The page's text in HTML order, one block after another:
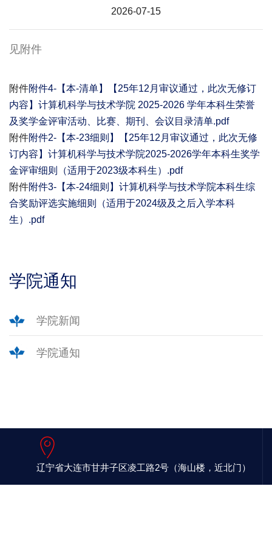
2026-07-15
见附件
附件附件4-【本-清单】【25年12月审议通过，此次无修订
内容】计算机科学与技术学院 2025-2026 学年本科生荣誉
及奖学金评审活动、比赛、期刊、会议目录清单.pdf
附件附件2-【本-23细则】【25年12月审议通过，此次无修
订内容】计算机科学与技术学院2025-2026学年本科生奖学
金评审细则（适用于2023级本科生）.pdf
附件附件3-【本-24细则】计算机科学与技术学院本科生综
合奖励评选实施细则（适用于2024级及之后入学本科
生）.pdf
学院通知
学院新闻
学院通知
辽宁省大连市甘井子区凌工路2号（海山楼，近北门）